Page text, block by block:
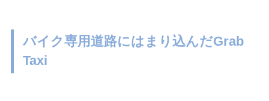
バイク専用道路にはまり込んだGrab
Taxi